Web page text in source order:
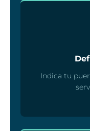
Indica tu